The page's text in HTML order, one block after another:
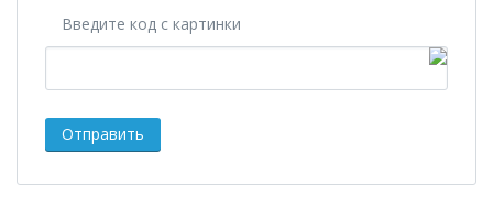
Введите код с картинки